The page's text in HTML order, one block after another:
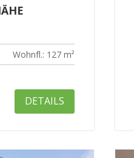
Wohnfl.: 127 m²
DETAILS